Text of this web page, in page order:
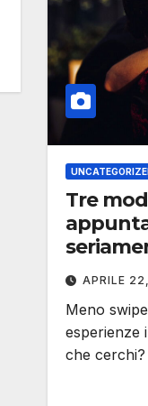
Tre
APRILE
Meno
esperienze
che